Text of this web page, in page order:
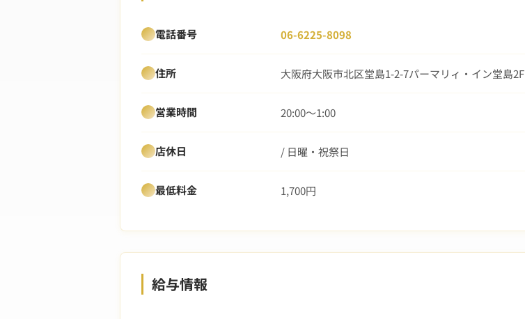
電話番号 06-6225-8098
住所 大阪府大阪市北区堂島1-2-7パーマリィ・イン堂島2F
営業時間 20:00〜1:00
店休日 / 日曜・祝祭日
最低料金 1,700円
給与情報